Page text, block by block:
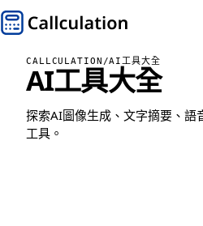
CALLCULATION /AI工具大全
AI工具大全
探索AI圖像生成、文字摘要、語
工具。